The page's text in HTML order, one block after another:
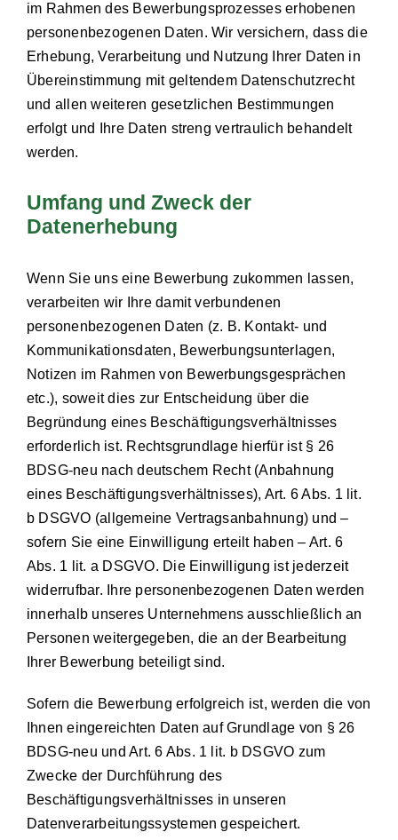
im Rahmen des Bewerbungsprozesses erhobenen
personenbezogenen Daten. Wir versichern, dass die
Erhebung, Verarbeitung und Nutzung Ihrer Daten in
Übereinstimmung mit geltendem Datenschutzrecht
und allen weiteren gesetzlichen Bestimmungen
erfolgt und Ihre Daten streng vertraulich behandelt
werden.
Umfang und Zweck der
Datenerhebung
Wenn Sie uns eine Bewerbung zukommen lassen,
verarbeiten wir Ihre damit verbundenen
personenbezogenen Daten (z. B. Kontakt- und
Kommunikationsdaten, Bewerbungsunterlagen,
Notizen im Rahmen von Bewerbungsgesprächen
etc.), soweit dies zur Entscheidung über die
Begründung eines Beschäftigungsverhältnisses
erforderlich ist. Rechtsgrundlage hierfür ist § 26
BDSG-neu nach deutschem Recht (Anbahnung
eines Beschäftigungsverhältnisses), Art. 6 Abs. 1 lit.
b DSGVO (allgemeine Vertragsanbahnung) und –
sofern Sie eine Einwilligung erteilt haben – Art. 6
Abs. 1 lit. a DSGVO. Die Einwilligung ist jederzeit
widerrufbar. Ihre personenbezogenen Daten werden
innerhalb unseres Unternehmens ausschließlich an
Personen weitergegeben, die an der Bearbeitung
Ihrer Bewerbung beteiligt sind.
Sofern die Bewerbung erfolgreich ist, werden die von
Ihnen eingereichten Daten auf Grundlage von § 26
BDSG-neu und Art. 6 Abs. 1 lit. b DSGVO zum
Zwecke der Durchführung des
Beschäftigungsverhältnisses in unseren
Datenverarbeitungssystemen gespeichert.